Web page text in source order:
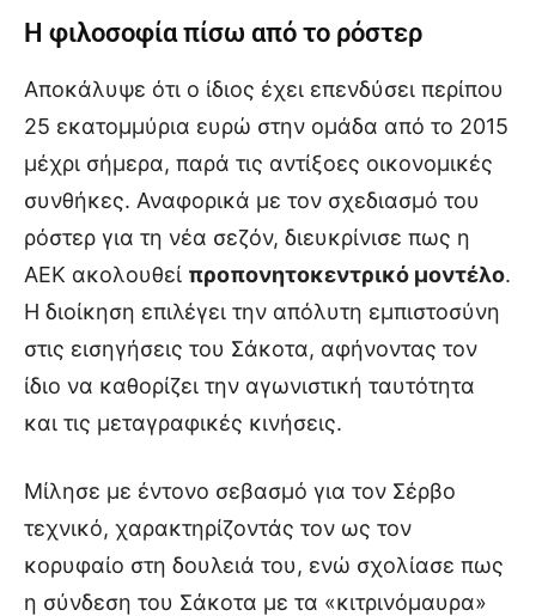
Η φιλοσοφία πίσω από το ρόστερ
Αποκάλυψε ότι ο ίδιος έχει επενδύσει περίπου
25 εκατομμύρια ευρώ στην ομάδα από το 2015
μέχρι σήμερα, παρά τις αντίξοες οικονομικές
συνθήκες. Αναφορικά με τον σχεδιασμό του
ρόστερ για τη νέα σεζόν, διευκρίνισε πως η
ΑΕΚ ακολουθεί προπονητοκεντρικό μοντέλο.
Η διοίκηση επιλέγει την απόλυτη εμπιστοσύνη
στις εισηγήσεις του Σάκοτα, αφήνοντας τον
ίδιο να καθορίζει την αγωνιστική ταυτότητα
και τις μεταγραφικές κινήσεις.
Μίλησε με έντονο σεβασμό για τον Σέρβο
τεχνικό, χαρακτηρίζοντάς τον ως τον
κορυφαίο στη δουλειά του, ενώ σχολίασε πως
η σύνδεση του Σάκοτα με τα «κιτρινόμαυρα»